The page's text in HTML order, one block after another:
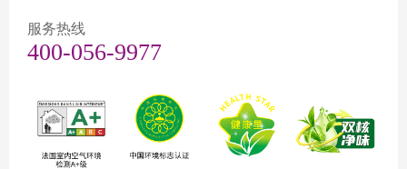
服务热线
400-056-9977